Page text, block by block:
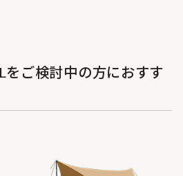
をご検討中の方におすす